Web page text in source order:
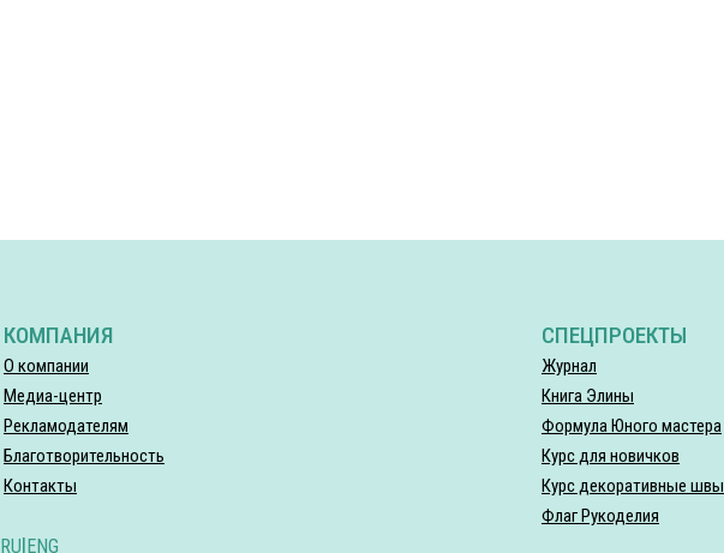
КОМПАНИЯ
О компании
Медиа-центр
Рекламодателям
Благотворительность
Контакты
СПЕЦПРОЕКТЫ
Журнал
Книга Элины
Формула Юного мастера
Курс для новичков
Курс декоративные швы
Флаг Рукоделия
RU|ENG